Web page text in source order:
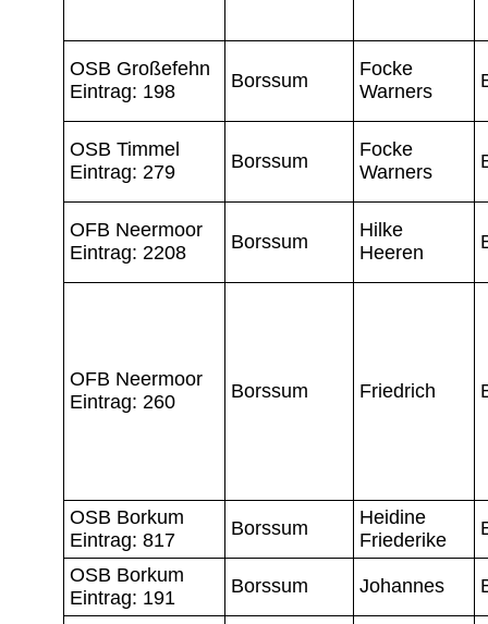
OSB Großefehn
Eintrag: 198
Borssum
Focke
Warners
OSB Timmel
Eintrag: 279
Borssum
Focke
Warners
OFB Neermoor
Eintrag: 2208
Borssum
Hilke
Heeren
OFB Neermoor
Eintrag: 260
Borssum Friedrich
OSB Borkum
Eintrag: 817
Borssum
Heidine
Friederike
OSB Borkum
Eintrag: 191
Borssum Johannes